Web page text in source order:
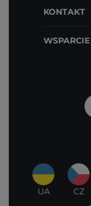
KONTAKT
UA CZ